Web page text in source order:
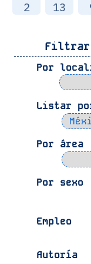
2 13
Filtrar
Por
Listar
Por área
Por sexo
Empleo
Autoría